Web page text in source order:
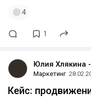
4
1
Юлия Хлякина
Маркетинг
Кейс: